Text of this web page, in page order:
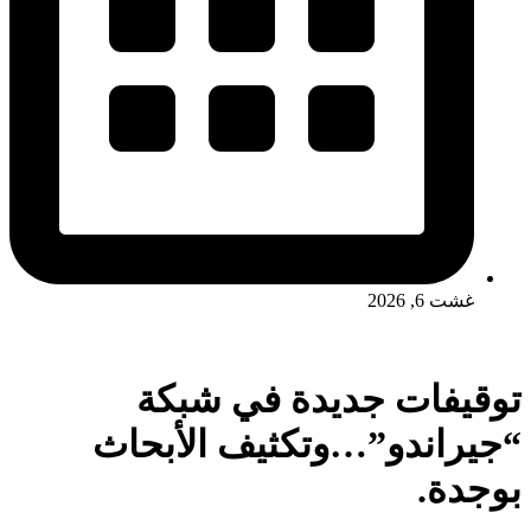
غشت 6, 2026
توقيفات جديدة في شبكة
“جيراندو”…وتكثيف الأبحاث
بوجدة.